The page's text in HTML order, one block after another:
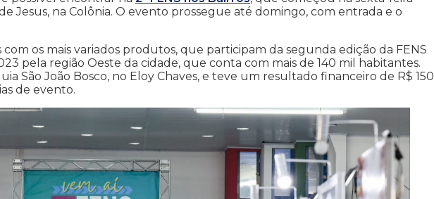
Jesus, na Colônia. O evento prossegue até domingo, com entrada e o
os mais variados produtos, que participam da segunda edição da FENS
pela região Oeste da cidade, que conta com mais de 140 mil habitantes.
São João Bosco, no Eloy Chaves, e teve um resultado financeiro de R$ 150
de evento.